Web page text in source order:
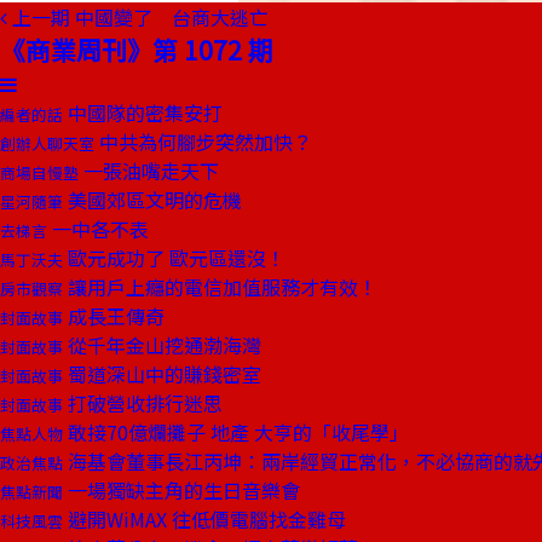
上一期 中國變了 台商大逃亡
《商業周刊》第 1072 期
編者的話 中國隊的密集安打
創辦人聊天室 中共為何腳步突然加快？
商場自慢塾 一張油嘴走天下
星河隨筆 美國郊區文明的危機
去梯言 一中各不表
馬丁沃夫 歐元成功了 歐元區還沒！
房市觀察 讓用戶上癮的電信加值服務才有效！
封面故事 成長王傳奇
封面故事 從千年金山挖通渤海灣
封面故事 蜀道深山中的賺錢密室
封面故事 打破營收排行迷思
焦點人物 敢接70億爛攤子 地產 大亨的「收尾學」
政治焦點 海基會董事長江丙坤：兩岸經貿正常化，不必協商的就
焦點新聞 一場獨缺主角的生日音樂會
科技風雲 避開WiMAX 往低價電腦找金雞母